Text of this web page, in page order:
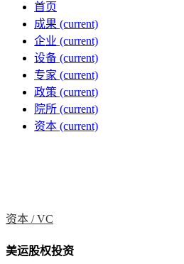
首页
成果 (current)
企业 (current)
设备 (current)
专家 (current)
政策 (current)
院所 (current)
资本 (current)
资本 /VC
美运股权投资